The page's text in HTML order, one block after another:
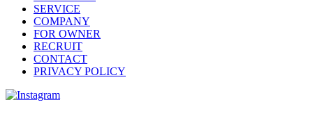
SERVICE
COMPANY
FOR OWNER
RECRUIT
CONTACT
PRIVACY POLICY